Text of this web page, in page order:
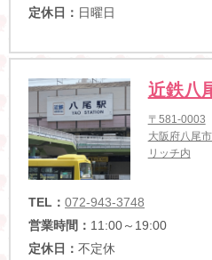
定休日： 日曜日
近鉄八
〒581-0003
大阪府八尾
リッチ内
TEL： 072-943-3748
営業時間： 11:00～19:00
定休日： 不定休